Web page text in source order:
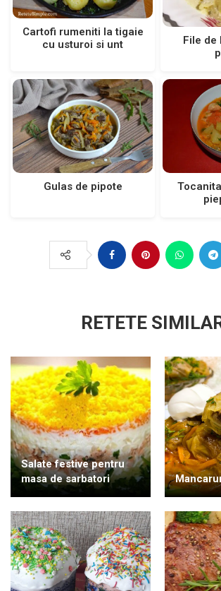
Cartofi rumeniti la tigaie
cu usturoi si unt
File
Gulas de pipote
RETETE
Salate festive pentru
masa de sarbatori